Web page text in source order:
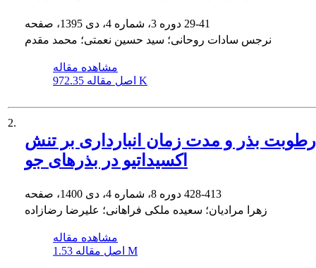
29-41
نرجس سادات روحانی؛ سید حسین نعمتی؛ محمد مقدم
مشاهده مقاله
اصل مقاله 972.35 K
2.
رطوبت بذر و مدت زمان انبارداری بر تنش
اکسیداتیو در بذر‌های جو
428-413
زهرا مرادیان؛ سعیده ملکی فراهانی؛ علیرضا رضازاده
مشاهده مقاله
اصل مقاله 1.53 M